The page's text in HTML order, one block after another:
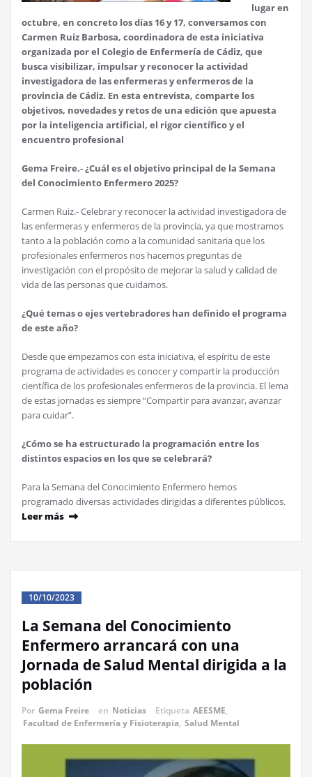
lugar en
octubre, en concreto los días 16 y 17, conversamos con
Carmen Ruiz Barbosa, coordinadora de esta iniciativa
organizada por el Colegio de Enfermería de Cádiz, que
busca visibilizar, impulsar y reconocer la actividad
investigadora de las enfermeras y enfermeros de la
provincia de Cádiz. En esta entrevista, comparte los
objetivos, novedades y retos de una edición que apuesta
por la inteligencia artificial, el rigor científico y el
encuentro profesional
Gema Freire.-¿Cuál es el objetivo principal de la Semana
del Conocimiento Enfermero 2025?
Carmen Ruiz.- Celebrar y reconocer la actividad investigadora de
las enfermeras y enfermeros de la provincia, ya que mostramos
tanto a la población como a la comunidad sanitaria que los
profesionales enfermeros nos hacemos preguntas de
investigación con el propósito de mejorar la salud y calidad de
vida de las personas que cuidamos.
¿Qué temas o ejes vertebradores han definido el programa
de este año?
Desde que empezamos con esta iniciativa, el espíritu de este
programa de actividades es conocer y compartir la producción
científica de los profesionales enfermeros de la provincia. El lema
de estas jornadas es siempre “Compartir para avanzar, avanzar
para cuidar”.
¿Cómo se ha estructurado la programación entre los
distintos espacios en los que se celebrará?
Para la Semana del Conocimiento Enfermero hemos
programado diversas actividades dirigidas a diferentes públicos.
Leer más
10/10/2023
La Semana del Conocimiento
Enfermero arrancará con una
Jornada de Salud Mental dirigida a la
población
Por Gema Freire en Noticias Etiqueta AEESME,
Facultad de Enfermería y Fisioterapia, Salud Mental